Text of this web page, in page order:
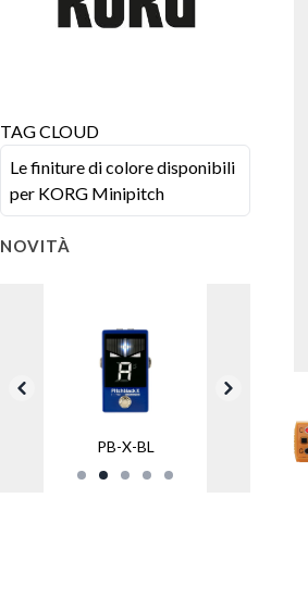
TAG CLOUD
Le finiture di colore disponibili
per KORG Minipitch
NOVITÀ
PB-X-BL